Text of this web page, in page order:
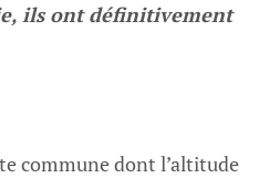
ils ont définitivement
commune dont l’altitude